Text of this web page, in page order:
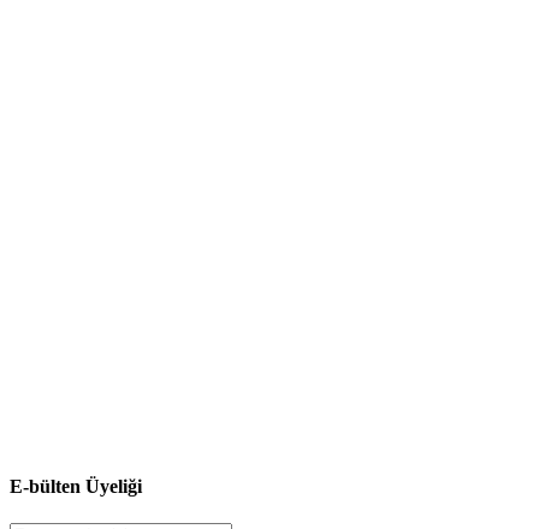
E-bülten Üyeliği